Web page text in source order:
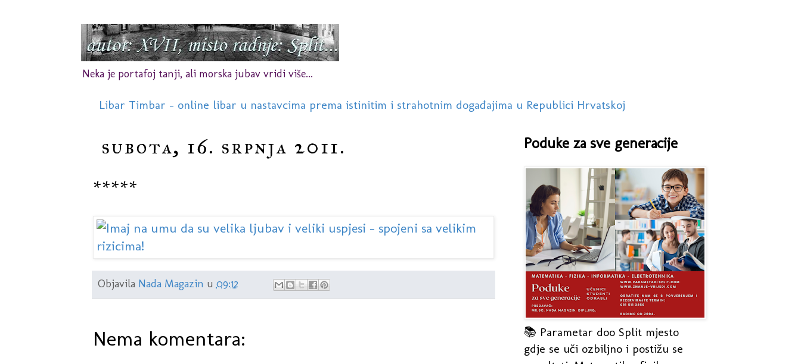
Neka je portafoj tanji, ali morska jubav vridi više...
Libar Timbar - online libar u nastavcima prema istinitim i strahotnim događajima u Republici Hrvatskoj
subota, 16. srpnja 2011.
*****
Objavila Nada Magazin u 09:12
Nema komentara:
Poduke za sve generacije
📚 Parametar doo Split mjesto
gdje se uči ozbiljno i postižu se